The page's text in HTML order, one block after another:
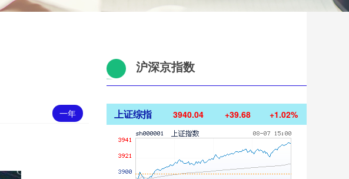
一年
沪深京指数
上证综指 3940.04 +39.68 +1.02%